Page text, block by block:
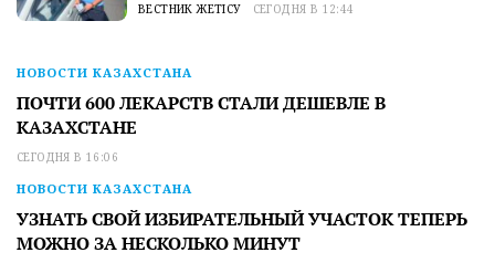
ВЕСТНИК ЖЕТІСУ СЕГОДНЯ В 12:44
НОВОСТИ КАЗАХСТАНА
ПОЧТИ 600 ЛЕКАРСТВ СТАЛИ ДЕШЕВЛЕ В
КАЗАХСТАНЕ
СЕГОДНЯ В 16:06
НОВОСТИ КАЗАХСТАНА
УЗНАТЬ СВОЙ ИЗБИРАТЕЛЬНЫЙ УЧАСТОК ТЕПЕРЬ
МОЖНО ЗА НЕСКОЛЬКО МИНУТ